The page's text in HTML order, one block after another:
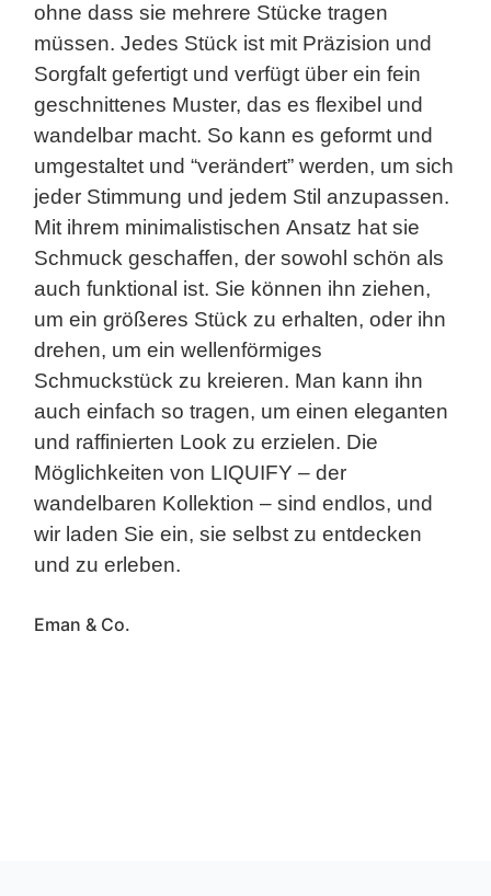
ohne dass sie mehrere Stücke tragen
müssen. Jedes Stück ist mit Präzision und
Sorgfalt gefertigt und verfügt über ein fein
geschnittenes Muster, das es flexibel und
wandelbar macht. So kann es geformt und
umgestaltet und “verändert” werden, um sich
jeder Stimmung und jedem Stil anzupassen.
Mit ihrem minimalistischen Ansatz hat sie
Schmuck geschaffen, der sowohl schön als
auch funktional ist. Sie können ihn ziehen,
um ein größeres Stück zu erhalten, oder ihn
drehen, um ein wellenförmiges
Schmuckstück zu kreieren. Man kann ihn
auch einfach so tragen, um einen eleganten
und raffinierten Look zu erzielen. Die
Möglichkeiten von LIQUIFY – der
wandelbaren Kollektion – sind endlos, und
wir laden Sie ein, sie selbst zu entdecken
und zu erleben.
Eman & Co.